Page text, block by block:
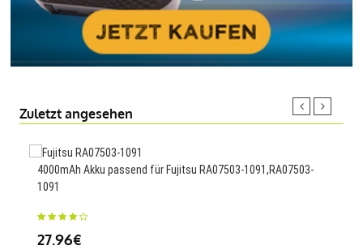
Zuletzt angesehen
4000mAh Akku passend für Fujitsu RA07503-1091,RA07503-
1091
27.96€